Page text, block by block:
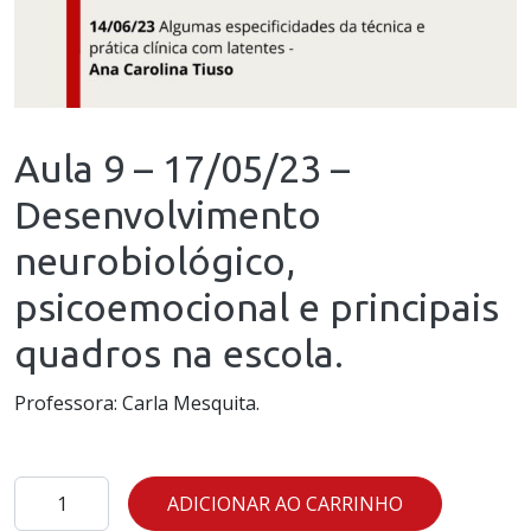
Aula 9 – 17/05/23 –
Desenvolvimento
neurobiológico,
psicoemocional e principais
quadros na escola.
Professora: Carla Mesquita.
9
ADICIONAR AO CARRINHO